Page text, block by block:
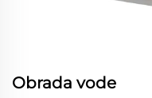
Obrada vode